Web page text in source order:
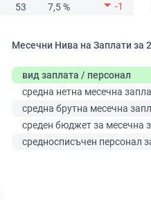
53 7,5 % -1
Месечни Нива на Заплати за
вид заплата / персонал
средна нетна месечна
средна брутна месечна
среден бюджет за месечна
средносписъчен персонал